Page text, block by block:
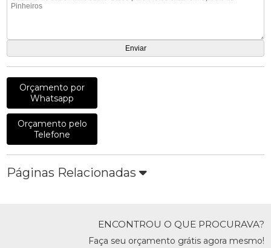
Orçamento por
Whatsapp
Orçamento pelo
Telefone
Páginas Relacionadas
ENCONTROU O QUE PROCURAVA?
Faça seu orçamento grátis agora mesmo!